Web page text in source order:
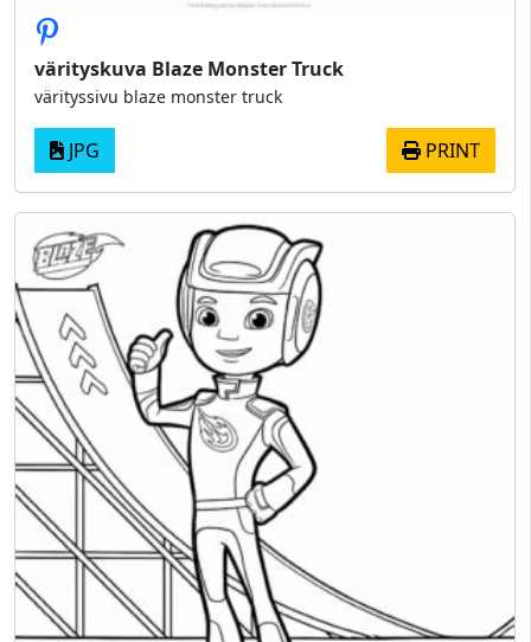
värityskuva Blaze Monster Truck
värityssivu blaze monster truck
JPG PRINT